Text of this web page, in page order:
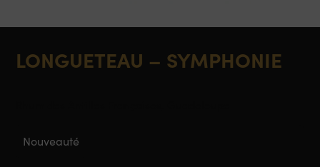
LONGUETEAU – SYMPHONIE
Nouveauté